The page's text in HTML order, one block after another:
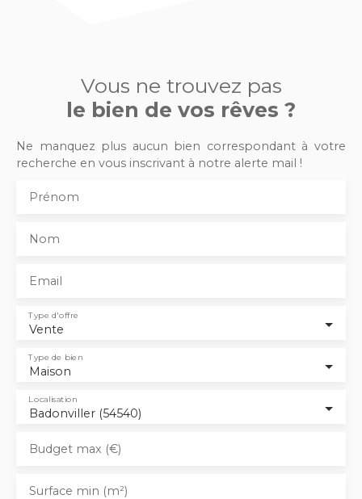
Vous ne trouvez pas
le bien de vos rêves ?
Ne manquez plus aucun bien correspondant à votre
recherche en vous inscrivant à notre alerte mail !
Prénom
Nom
Email
Vente
Type d'offre
Maison
Type de bien
Badonviller (54540)
Localisation
Budget max (€)
Surface min (m²)